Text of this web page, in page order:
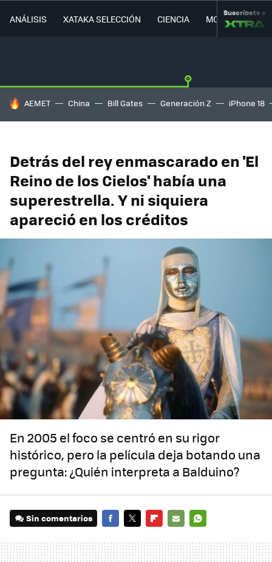
ANÁLISIS XATAKA SELECCIÓN CIENCIA MOVILIDAD
Suscríbete a
HOY SE HABLA DE
AEMET China Bill Gates Generación Z iPhone 18
Detrás del rey enmascarado en 'El
Reino de los Cielos' había una
superestrella. Y ni siquiera
apareció en los créditos
En 2005 el foco se centró en su rigor
histórico, pero la película deja botando una
pregunta: ¿Quién interpreta a Balduino?
Sin comentarios
MAIL